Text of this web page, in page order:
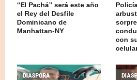
“El Pachá” será este año
el Rey del Desfile
Dominicano de
Manhattan-NY
con
DIASPORA